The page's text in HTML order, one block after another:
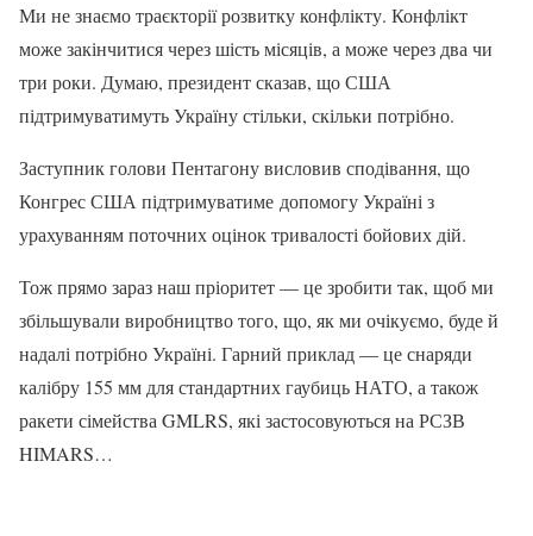
Ми не знаємо траєкторії розвитку конфлікту. Конфлікт
може закінчитися через шість місяців, а може через два чи
три роки. Думаю, президент сказав, що США
підтримуватимуть Україну стільки, скільки потрібно.
Заступник голови Пентагону висловив сподівання, що
Конгрес США підтримуватиме допомогу Україні з
урахуванням поточних оцінок тривалості бойових дій.
Тож прямо зараз наш пріоритет — це зробити так, щоб ми
збільшували виробництво того, що, як ми очікуємо, буде й
надалі потрібно Україні. Гарний приклад — це снаряди
калібру 155 мм для стандартних гаубиць НАТО, а також
ракети сімейства GMLRS, які застосовуються на РСЗВ
HIMARS…